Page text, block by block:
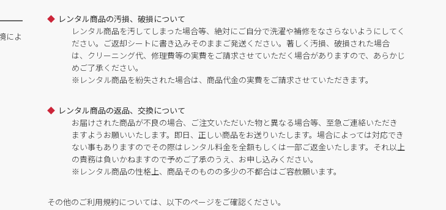
によ
レンタル商品の汚損、破損について
レンタル商品を汚してしまった場合等、絶対にご自分で洗濯や補修をなさらないようにしてく
ださい。ご返却シートに書き込みそのままご発送ください。著しく汚損、破損された場合
は、クリーニング代、修理費等の実費をご請求させていただく場合がありますので、あらかじ
めご了承ください。
※レンタル商品を紛失された場合は、商品代金の実費をご請求させていただきます。
レンタル商品の返品、交換について
お届けされた商品が不良の場合、ご注文いただいた物と異なる場合等、至急ご連絡いただき
ますようお願いいたします。即日、正しい商品をお送りいたします。場合によっては対応でき
ない事もありますのでその際はレンタル料金を全額もしくは一部ご返金いたします。それ以上
の責務は負いかねますので予めご了承のうえ、お申し込みください。
※レンタル商品の性格上、商品そのものの多少の不都合はご容赦願います。
その他のご利用規約については、以下のページをご確認ください。